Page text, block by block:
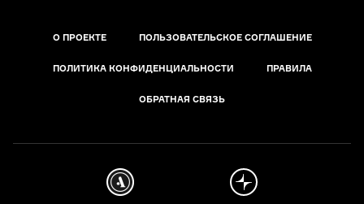
О ПРОЕКТЕ ПОЛЬЗОВАТЕЛЬСКОЕ СОГЛАШЕНИЕ
ПОЛИТИКА КОНФИДЕНЦИАЛЬНОСТИ ПРАВИЛА
ОБРАТНАЯ СВЯЗЬ